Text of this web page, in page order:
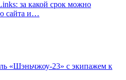
за какой срок можно
сайта и…
«Шэньчжоу-23» с экипажем к